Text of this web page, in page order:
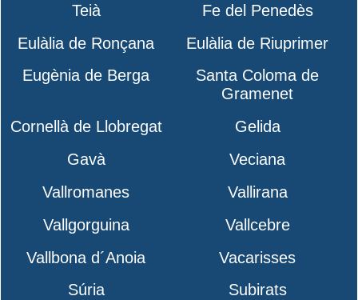
Teià
Fe del Penedès
Eulàlia de Ronçana
Eulàlia de Riuprimer
Eugènia de Berga
Santa Coloma de
Gramenet
Cornellà de Llobregat
Gelida
Gavà
Veciana
Vallromanes
Vallirana
Vallgorguina
Vallcebre
Vallbona d´Anoia
Vacarisses
Súria
Subirats